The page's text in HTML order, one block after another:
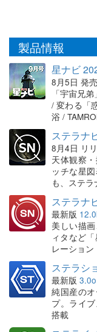
製品情報
星ナビ
8月5日 発売
「宇宙兄
/ 変わる「
浴 /
ステラナ
8月4日 リ
天体観察
ッチな星
も、ステラ
ステラナ
最新版
美しい描
ィタなど
レーション
ステラシ
最新版 3.0o
純国産の
プ。ライ
搭載